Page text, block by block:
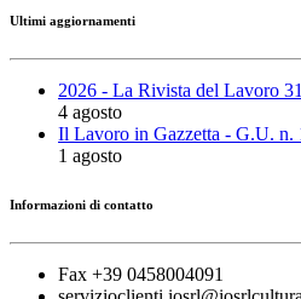
Ultimi aggiornamenti
2026 - La Rivista del Lavoro 31
4 agosto
Il Lavoro in Gazzetta - G.U. n.
1 agosto
Informazioni di contatto
Fax +39 0458004091